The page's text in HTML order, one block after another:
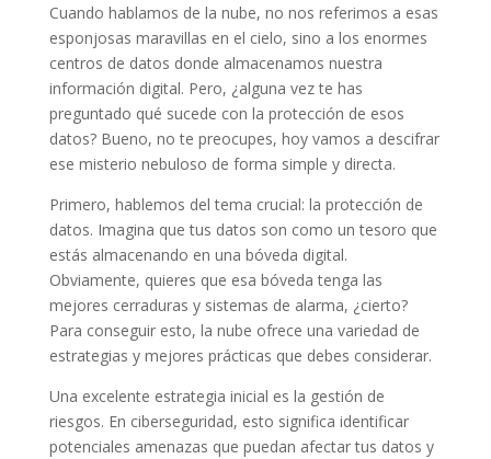
Cuando hablamos de la nube, no nos referimos a esas
esponjosas maravillas en el cielo, sino a los enormes
centros de datos donde almacenamos nuestra
información digital. Pero, ¿alguna vez te has
preguntado qué sucede con la protección de esos
datos? Bueno, no te preocupes, hoy vamos a descifrar
ese misterio nebuloso de forma simple y directa.
Primero, hablemos del tema crucial: la protección de
datos. Imagina que tus datos son como un tesoro que
estás almacenando en una bóveda digital.
Obviamente, quieres que esa bóveda tenga las
mejores cerraduras y sistemas de alarma, ¿cierto?
Para conseguir esto, la nube ofrece una variedad de
estrategias y mejores prácticas que debes considerar.
Una excelente estrategia inicial es la gestión de
riesgos. En ciberseguridad, esto significa identificar
potenciales amenazas que puedan afectar tus datos y